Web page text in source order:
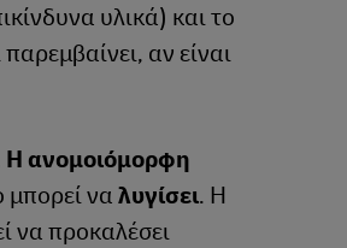
υλικά) και το
αν είναι
Η ανομοιόμορφη
μπορεί να λυγίσει. Η
να προκαλέσει